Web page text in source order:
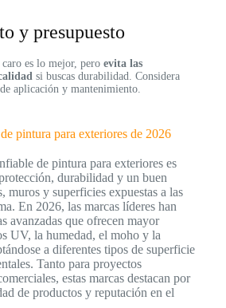
y presupuesto
es lo mejor, pero evita las
si buscas durabilidad. Considera
aplicación y mantenimiento.
pintura para exteriores de 2026
de pintura para exteriores es
durabilidad y un buen
muros y superficies expuestas a las
En 2026, las marcas líderes han
avanzadas que ofrecen mayor
UV, la humedad, el moho y la
a diferentes tipos de superficie
Tanto para proyectos
estas marcas destacan por
de productos y reputación en el